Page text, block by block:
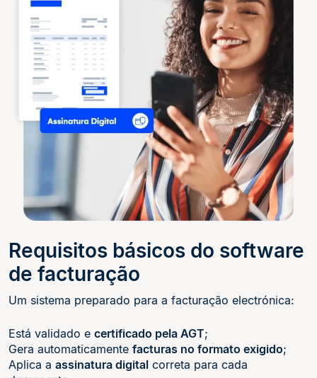
Requisitos básicos do software
de facturação
Um sistema preparado para a facturação electrónica:
Está validado e certificado pela AGT;
Gera automaticamente facturas no formato exigido;
Aplica a assinatura digital correta para cada